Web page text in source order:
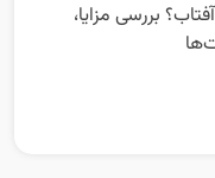
بررسی مزایا،